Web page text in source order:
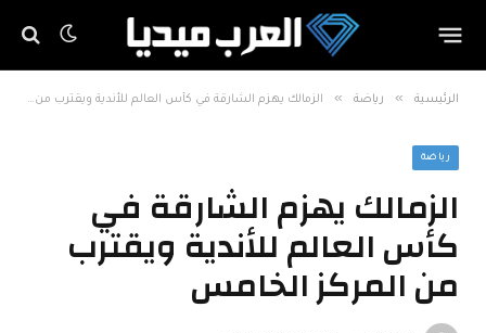
الرئيسية » رياضة » الزمالك يهزم الشارقة في كأس العالم للأندية ويقترب من المركز الخامس
رياضة
الزمالك يهزم الشارقة في
كأس العالم للأندية ويقترب
من المركز الخامس